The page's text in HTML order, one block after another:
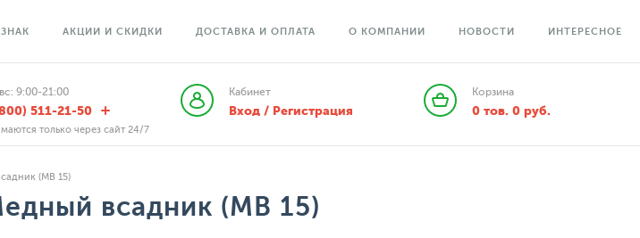
АКЦИИ И СКИДКИ ДОСТАВКА И ОПЛАТА О КОМПАНИИ НОВОСТИ ИНТЕРЕСНОЕ
9:00-21:00
511-21-50
только через сайт 24/7
Кабинет
Вход / Регистрация
Корзина
0 тов. 0руб.
(МВ 15)
всадник (МВ 15)